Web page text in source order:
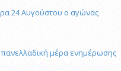
24 Αυγούστου ο αγώνας
μέρα ενημέρωσης